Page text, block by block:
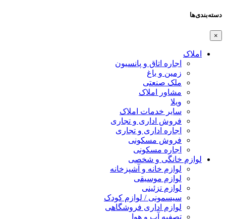
دسته‌بندی‌ها
×
املاک
اجاره اتاق و پانسیون
زمین و باغ
ملک صنعتی
مشاور املاک
ویلا
سایر خدمات املاک
فروش اداری و تجاری
اجاره اداری و تجاری
فروش مسکونی
اجاره مسکونی
لوازم خانگی و شخصی
لوازم خانه و آشپزخانه
لوازم موسیقی
لوازم تزئینی
سیسمونی / لوازم کودک
لوازم اداری فروشگاهی
تصفیه آب و هوا